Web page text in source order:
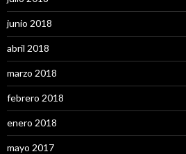
junio 2018
abril 2018
marzo 2018
febrero 2018
enero 2018
mayo 2017